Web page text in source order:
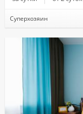
Суперхозяин